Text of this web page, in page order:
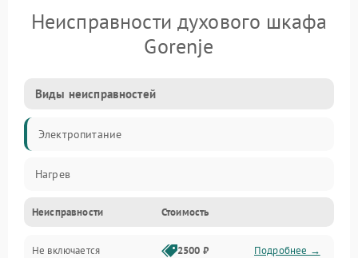
Неисправности духового шкафа
Gorenje
Виды неисправностей
Электропитание
Нагрев
Неисправности Стоимость
Не включается 2500 ₽ Подробнее →